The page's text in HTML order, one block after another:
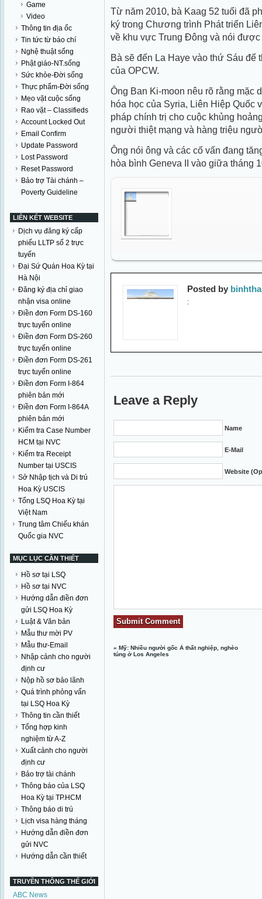
Game
Video
Thông tin địa ốc
Tin tức từ báo chí
Nghệ thuật sống
Phật giáo-NT.sống
Sức khỏe-Đời sống
Thực phẩm-Đời sống
Mẹo vặt cuộc sống
Rao vặt – Classifieds
Account Locked Out
Email Confirm
Update Password
Lost Password
Reset Password
Bảo trợ Tài chánh –
Poverty Guideline
LIÊN KẾT WEBSITE
Dịch vụ đăng ký cấp
phiếu LLTP số 2 trực
tuyến
Đại Sứ Quán Hoa Kỳ tại
Hà Nội
Đăng ký địa chỉ giao
nhận visa online
Điền đơn Form DS-160
trực tuyến online
Điền đơn Form DS-260
trực tuyến online
Điền đơn Form DS-261
trực tuyến online
Điền đơn Form I-864
phiên bản mới
Điền đơn Form I-864A
phiên bản mới
Kiểm tra Case Number
HCM tại NVC
Kiểm tra Receipt
Number tại USCIS
Sở Nhập tịch và Di trú
Hoa Kỳ USCIS
Tổng LSQ Hoa Kỳ tại
Việt Nam
Trung tâm Chiếu khán
Quốc gia NVC
MỤC LỤC CẦN THIẾT
Hồ sơ tại LSQ
Hồ sơ tại NVC
Hướng dẫn điền đơn
gửi LSQ Hoa Kỳ
Luật & Văn bản
Mẫu thư mời PV
Mẫu thư-Email
Nhập cảnh cho người
định cư
Nộp hồ sơ bảo lãnh
Quá trình phỏng vấn
tại LSQ Hoa Kỳ
Thông tin cần thiết
Tổng hợp kinh
nghiệm từ A-Z
Xuất cảnh cho người
định cư
Bảo trợ tài chánh
Thông báo của LSQ
Hoa Kỳ tại TP.HCM
Thông báo di trú
Lịch visa hàng tháng
Hướng dẫn điền đơn
gửi NVC
Hướng dẫn cần thiết
TRUYỀN THÔNG THẾ GIỚI
ABC News
Từ năm 2010, bà Kaag 52 tuổi đã
ký trong Chương trình Phát triển
về khu vực Trung Đông và nói được
Bà sẽ đến La Haye vào thứ Sáu để
của OPCW.
Ông Ban Ki-moon nêu rõ rằng mặc
hóa học của Syria, Liên Hiệp Quốc
pháp chính trị cho cuộc khủng
người thiệt mạng và hàng triệu
Ông nói ông và các cố vấn đang
hòa bình Geneva II vào giữa tháng
Posted by
:
Leave a Reply
Name
E-Mail
Website
«Mỹ: Nhiều người gốc Á thất nghiệp, nghèo
túng ở Los Angeles